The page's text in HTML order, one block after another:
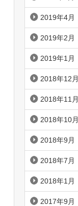
2019年4月
2019年2月
2019年1月
2018年12月
2018年11月
2018年10月
2018年9月
2018年7月
2018年1月
2017年9月